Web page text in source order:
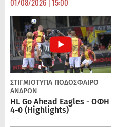
ΣΤΙΓΜΙΟΤΥΠΑ ΠΟΔΌΣΦΑΙΡΟ
ΑΝΔΡΏΝ
HL Go Ahead Eagles - ΟΦΗ
4-0 (Highlights)